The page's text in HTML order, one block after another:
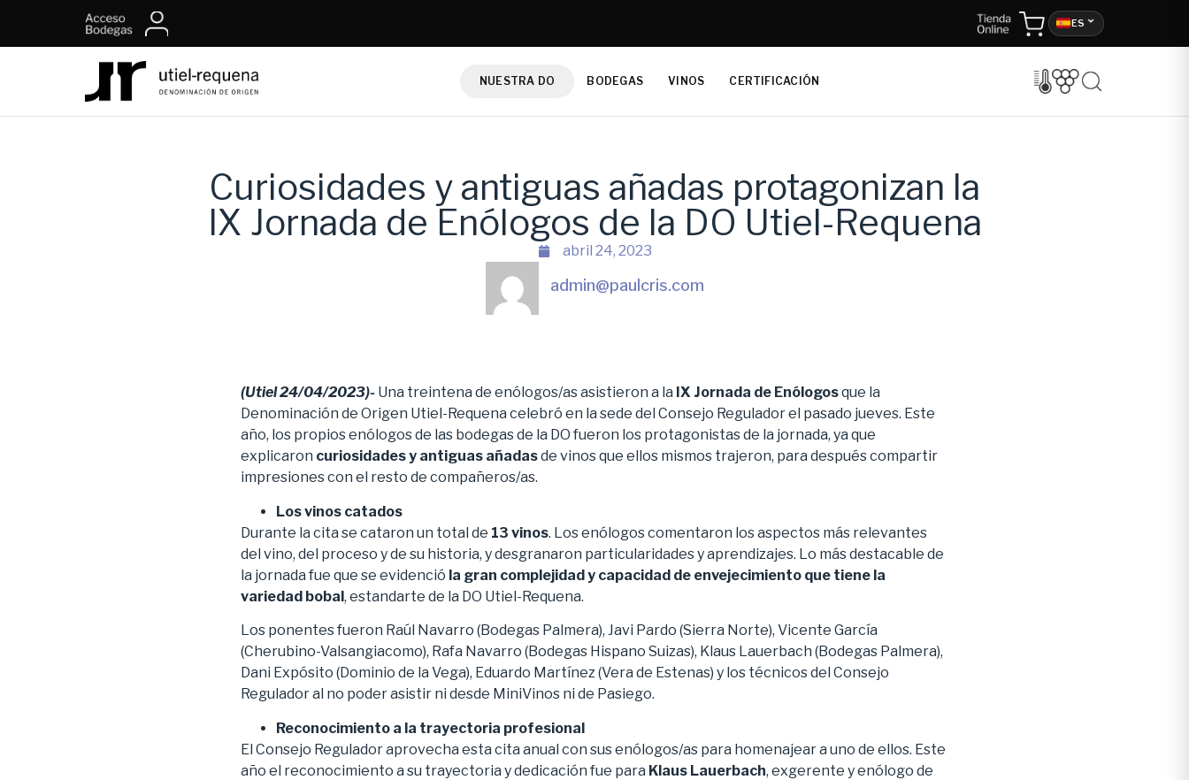
ES
NUESTRA DO BODEGAS VINOS CERTIFICACIÓN
Curiosidades y antiguas añadas protagonizan la
IX Jornada de Enólogos de la DO Utiel-Requena
abril 24, 2023
admin@paulcris.com
(Utiel 24/04/2023)- Una treintena de enólogos/as asistieron a la IX Jornada de Enólogosque la
Denominación de Origen Utiel-Requena celebró en la sede del Consejo Regulador el pasado jueves. Este
año, los propios enólogos de las bodegas de la DO fueron los protagonistas de la jornada, ya que
explicaron curiosidades y antiguas añadasde vinos que ellos mismos trajeron, para después compartir
impresiones con el resto de compañeros/as.
Los vinos catados
Durante la cita se cataron un total de 13 vinos. Los enólogos comentaron los aspectos más relevantes
del vino, del proceso y de su historia, y desgranaron particularidades y aprendizajes. Lo más destacable de
la jornada fue que se evidenció la gran complejidad y capacidad de envejecimiento que tiene la
variedad bobal, estandarte de la DO Utiel-Requena.
Los ponentes fueron Raúl Navarro (Bodegas Palmera), Javi Pardo (Sierra Norte), Vicente García
(Cherubino-Valsangiacomo), Rafa Navarro (Bodegas Hispano Suizas), Klaus Lauerbach (Bodegas Palmera),
Dani Expósito (Dominio de la Vega), Eduardo Martínez (Vera de Estenas) y los técnicos del Consejo
Regulador al no poder asistir ni desde MiniVinos ni de Pasiego.
Reconocimiento a la trayectoria profesional
El Consejo Regulador aprovecha esta cita anual con sus enólogos/as para homenajear a uno de ellos. Este
año el reconocimiento a su trayectoria y dedicación fue para Klaus Lauerbach, exgerente y enólogo de